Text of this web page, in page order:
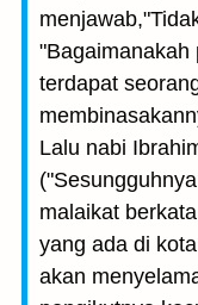
"Bagaimanakah
terdapat
Lalu nabi
malaikat
yang ada di
akan